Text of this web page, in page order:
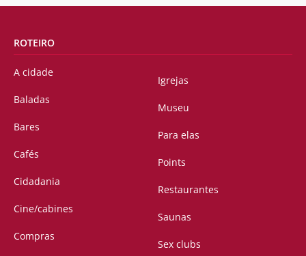
ROTEIRO
A cidade
Baladas
Bares
Cafés
Cidadania
Cine/cabines
Compras
Igrejas
Museu
Para elas
Points
Restaurantes
Saunas
Sex clubs